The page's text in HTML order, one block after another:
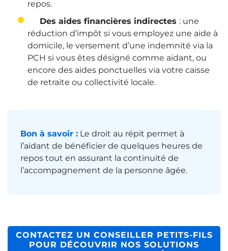
repos.
Des aides financières indirectes : une
réduction d’impôt si vous employez une aide à
domicile, le versement d’une indemnité via la
PCH si vous êtes désigné comme aidant, ou
encore des aides ponctuelles via votre caisse
de retraite ou collectivité locale.
Bon à savoir : Le droit au répit permet à
l’aidant de bénéficier de quelques heures de
repos tout en assurant la continuité de
l’accompagnement de la personne âgée.
CONTACTEZ UN CONSEILLER PETITS-FILS
POUR DÉCOUVRIR NOS SOLUTIONS